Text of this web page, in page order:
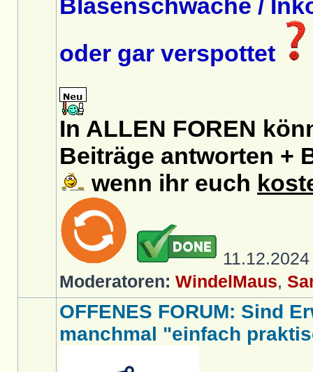
Blasenschwäche /
oder gar verspottet
In ALLEN FOREN
Beiträge antworten +
wenn ihr euch
Moderatoren: WindelMaus,
OFFENES FORUM: Sind
manchmal "einfach